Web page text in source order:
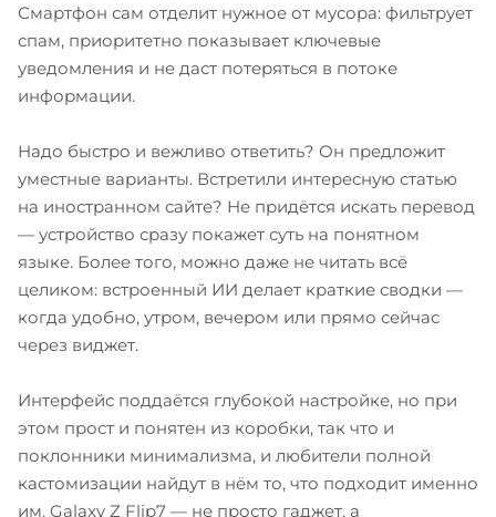
Смартфон сам отделит нужное от мусора: фильтрует
спам, приоритетно показывает ключевые
уведомления и не даст потеряться в потоке
информации.
Надо быстро и вежливо ответить? Он предложит
уместные варианты. Встретили интересную статью
на иностранном сайте? Не придётся искать перевод
— устройство сразу покажет суть на понятном
языке. Более того, можно даже не читать всё
целиком: встроенный ИИ делает краткие сводки —
когда удобно, утром, вечером или прямо сейчас
через виджет.
Интерфейс поддаётся глубокой настройке, но при
этом прост и понятен из коробки, так что и
поклонники минимализма, и любители полной
кастомизации найдут в нём то, что подходит именно
им. Galaxy Z Flip7 — не просто гаджет, а